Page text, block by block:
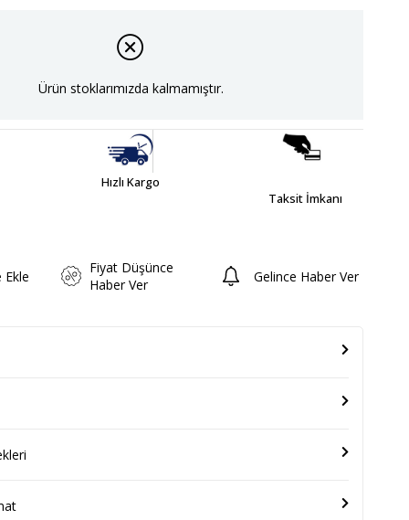
Ürün stoklarımızda kalmamıştır.
Hızlı Kargo
Taksit İmkanı
Ekle
Fiyat Düşünce
Haber Ver
Gelince Haber Ver